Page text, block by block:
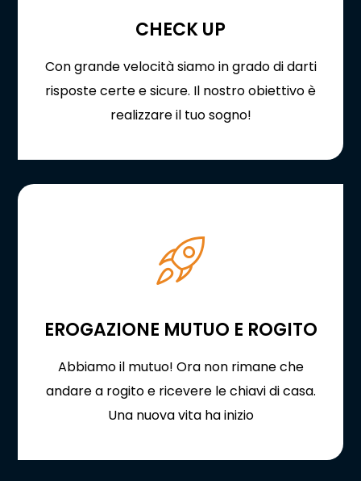
CHECK UP
Con grande velocità siamo in grado di darti
risposte certe e sicure. Il nostro obiettivo è
realizzare il tuo sogno!
EROGAZIONE MUTUO E ROGITO
Abbiamo il mutuo! Ora non rimane che
andare a rogito e ricevere le chiavi di casa.
Una nuova vita ha inizio